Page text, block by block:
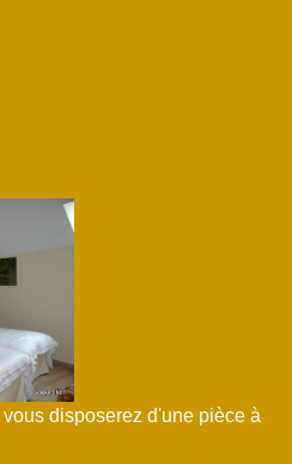
disposerez d'une pièce à